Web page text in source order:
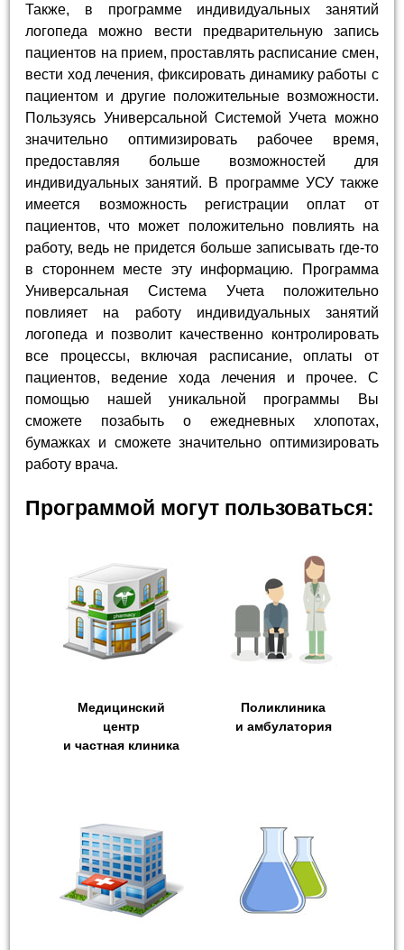
Также, в программе индивидуальных занятий
логопеда можно вести предварительную запись
пациентов на прием, проставлять расписание смен,
вести ход лечения, фиксировать динамику работы с
пациентом и другие положительные возможности.
Пользуясь Универсальной Системой Учета можно
значительно оптимизировать рабочее время,
предоставляя больше возможностей для
индивидуальных занятий. В программе УСУ также
имеется возможность регистрации оплат от
пациентов, что может положительно повлиять на
работу, ведь не придется больше записывать где-то
в стороннем месте эту информацию. Программа
Универсальная Система Учета положительно
повлияет на работу индивидуальных занятий
логопеда и позволит качественно контролировать
все процессы, включая расписание, оплаты от
пациентов, ведение хода лечения и прочее. С
помощью нашей уникальной программы Вы
сможете позабыть о ежедневных хлопотах,
бумажках и сможете значительно оптимизировать
работу врача.
Программой могут пользоваться:
Медицинский
центр
и частная клиника
Поликлиника
и амбулатория